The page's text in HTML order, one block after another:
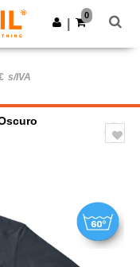
Descargar app
0
s/IVA